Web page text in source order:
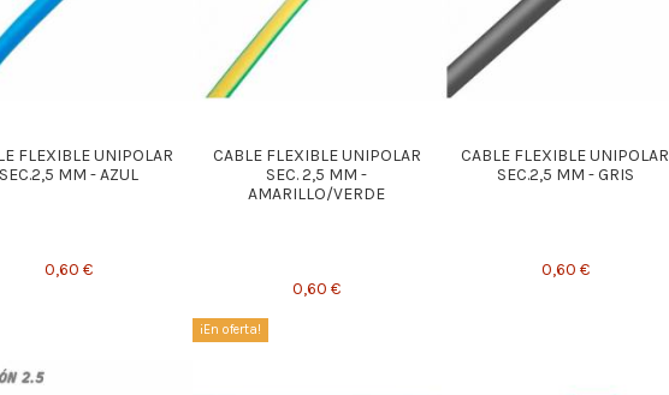
FLEXIBLE UNIPOLAR
SEC.2,5 MM - AZUL
0,60 €
CABLE FLEXIBLE UNIPOLAR
SEC. 2,5 MM -
AMARILLO/VERDE
0,60 €
CABLE FLEXIBLE UNIPOLAR
SEC.2,5 MM - GRIS
0,60 €
¡En oferta!